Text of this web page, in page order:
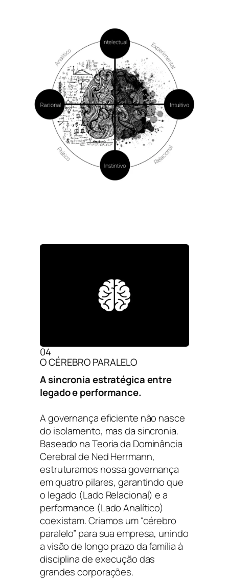
04
O CÉREBRO PARALELO
A sincronia estratégica entre
legado e performance.
A governança eficiente não nasce
do isolamento, mas da sincronia.
Baseado na Teoria da Dominância
Cerebral de Ned Herrmann,
estruturamos nossa governança
em quatro pilares, garantindo que
o legado (Lado Relacional) e a
performance (Lado Analítico)
coexistam. Criamos um “cérebro
paralelo” para sua empresa, unindo
a visão de longo prazo da família à
disciplina de execução das
grandes corporações.